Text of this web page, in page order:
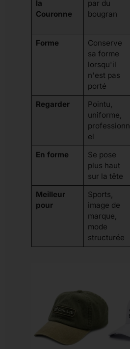
la
Couronne
par du
bougran
Forme
Conserve
sa forme
lorsqu'il
n'est pas
porté
Regarder
Pointu,
uniforme,
professionn
el
En forme
Se pose
plus haut
sur la tête
Meilleur
pour
Sports,
image de
marque,
mode
structurée